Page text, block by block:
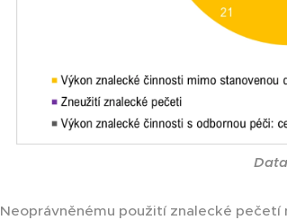
Neoprávněnému použití znalecké pečetí